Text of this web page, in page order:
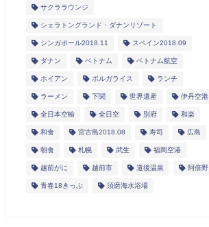
サクララウンジ
シェラトングランド・ダナンリゾート
シンガポール2018.11 スペイン2018.09
ダナン ベトナム ベトナム航空
ホイアン ボルガライス ランチ
ラーメン 下関 世界遺産 伊丹空港
全日本空輸 全日空 別府 和楽
和食 宮古島2018.08 寿司 広島
朝食 札幌 武生 福岡空港
越前がに 越前市 道後温泉 阿倍野
青春18きっぷ 須磨海水浴場